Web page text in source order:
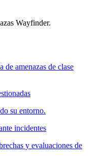
Wayfinder.
de amenazas de clase
su entorno.
incidentes
y evaluaciones de